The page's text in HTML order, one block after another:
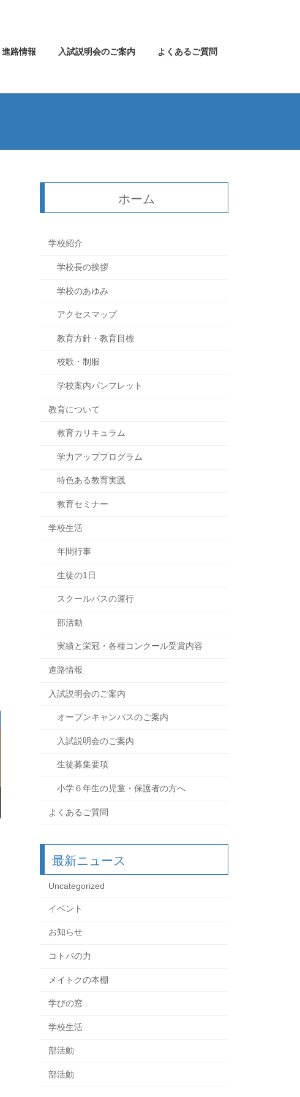
進路情報 入試説明会のご案内 よくあるご質問
ホーム
学校紹介
学校長の挨拶
学校のあゆみ
アクセスマップ
教育方針・教育目標
校歌・制服
学校案内パンフレット
教育について
教育カリキュラム
学力アッププログラム
特色ある教育実践
教育セミナー
学校生活
年間行事
生徒の1日
スクールバスの運行
部活動
実績と栄冠・各種コンクール受賞内容
進路情報
入試説明会のご案内
オープンキャンパスのご案内
入試説明会のご案内
生徒募集要項
小学６年生の児童・保護者の方へ
よくあるご質問
最新ニュース
Uncategorized
イベント
お知らせ
コトバの力
メイトクの本棚
学びの窓
学校生活
部活動
部活動